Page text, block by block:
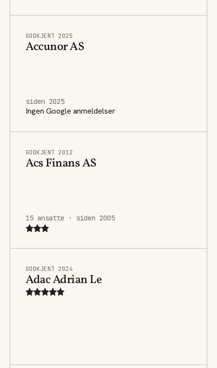
GODKJENT 2025
Accunor AS
siden 2025
Ingen Google anmeldelser
GODKJENT 2012
Acs Finans AS
15 ansatte · siden 2005
GODKJENT 2024
Adac Adrian Le